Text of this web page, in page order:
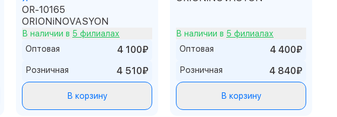
OR-10165
ORIONiNOVASYON
В наличии в 5 филиалах
Оптовая
4 100₽
Розничная 4 510₽
В корзину
В наличии в 5 филиалах
Оптовая
4 400₽
Розничная 4 840₽
В корзину